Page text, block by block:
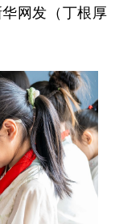
网发（丁根厚